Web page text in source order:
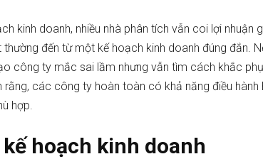
kinh doanh, nhiều nhà phân tích vẫn coi lợi nhuận
đến từ một kế hoạch kinh doanh đúng đắn.
công ty mắc sai lầm nhưng vẫn tìm cách khắc
rằng, các công ty hoàn toàn có khả năng điều
hợp.
hoạch kinh doanh